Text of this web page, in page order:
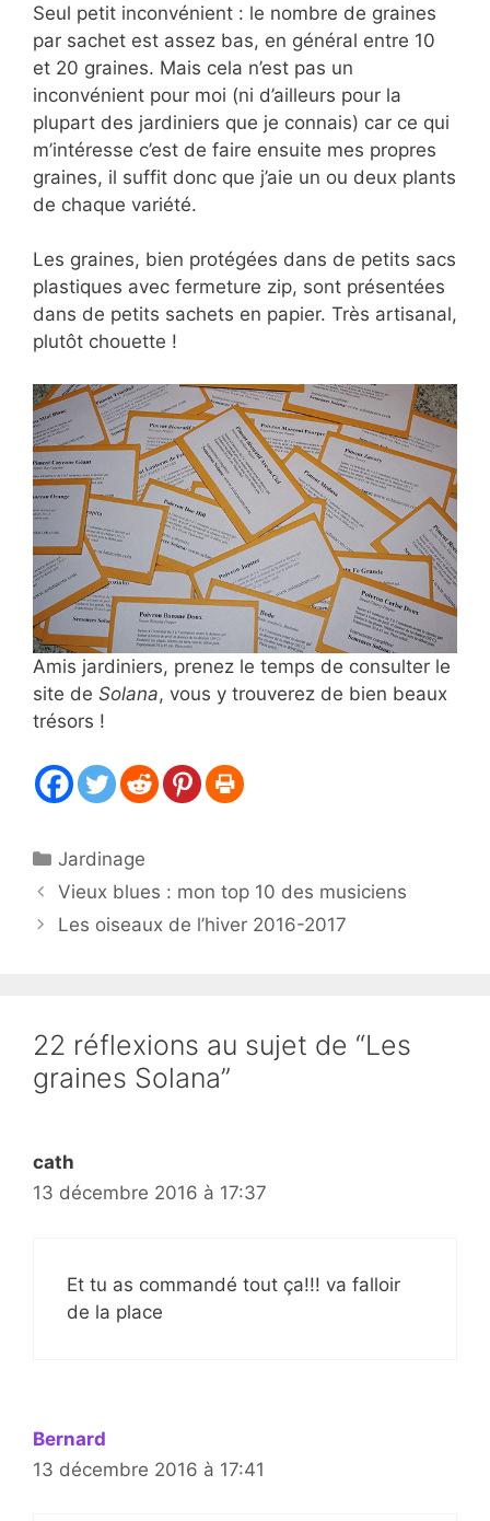
Seul petit inconvénient : le nombre de graines
par sachet est assez bas, en général entre 10
et 20 graines. Mais cela n’est pas un
inconvénient pour moi (ni d’ailleurs pour la
plupart des jardiniers que je connais) car ce qui
m’intéresse c’est de faire ensuite mes propres
graines, il suffit donc que j’aie un ou deux plants
de chaque variété.
Les graines, bien protégées dans de petits sacs
plastiques avec fermeture zip, sont présentées
dans de petits sachets en papier. Très artisanal,
plutôt chouette !
Amis jardiniers, prenez le temps de consulter le
site de Solana, vous y trouverez de bien beaux
trésors !
Catégories
Jardinage
Vieux blues : mon top 10 des musiciens
Les oiseaux de l’hiver 2016-2017
22 réflexions au sujet de “Les
graines Solana”
cath
13 décembre 2016 à 17:37
Et tu as commandé tout ça!!! va falloir
de la place
Bernard
13 décembre 2016 à 17:41